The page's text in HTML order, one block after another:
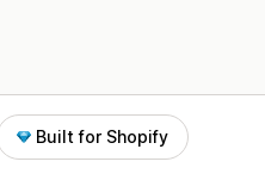
Built for Shopify